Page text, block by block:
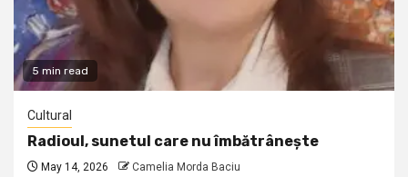
5 min read
Cultural
Radioul, sunetul care nu îmbătrânește
May 14, 2026 Camelia Morda Baciu